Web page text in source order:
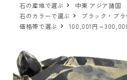
石の産地で選ぶ
中東 アジア諸国
石のカラーで選ぶ
ブラック・ブ
価格帯で選ぶ
100,001円～